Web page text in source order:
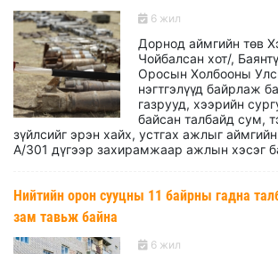
6 жил
Дорнод аймгийн төв
Чойбалсан хот/,
Оросын Холбооны
нэгтгэлүүд байрлаж
газрууд, хээрийн
байсан талбайд сум,
зүйлсийг эрэн хайх, устгах ажлыг
А/301 дүгээр захирамжаар ажлын хэсэг
Нийтийн орон сууцны 11 байрны гадна
зам тавьж байна
6 жил